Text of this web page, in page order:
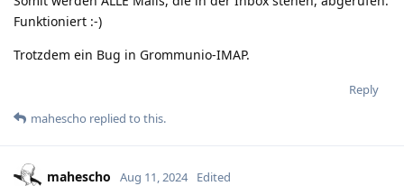
Funktioniert :-)
Trotzdem ein Bug in Grommunio-IMAP.
Reply
mahescho replied to this.
mahescho Aug 11, 2024 Edited